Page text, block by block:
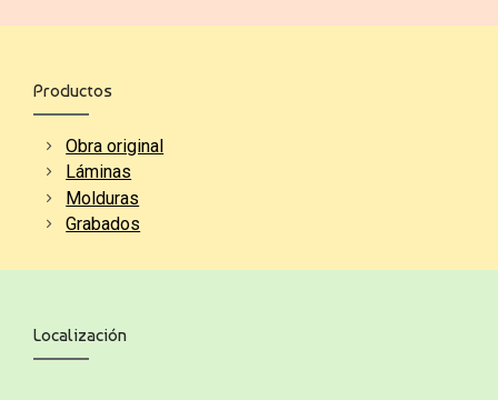
Productos
Obra original
Láminas
Molduras
Grabados
Localización